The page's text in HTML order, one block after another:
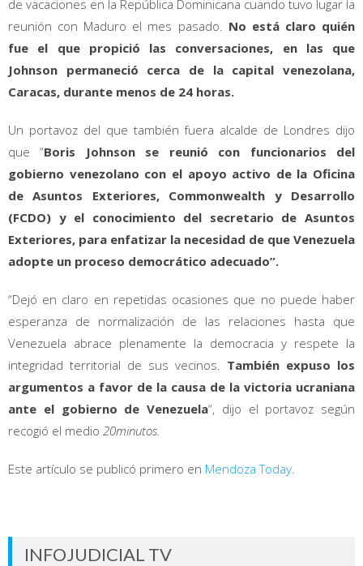
de vacaciones en la República Dominicana cuando tuvo lugar la
reunión con Maduro el mes pasado. No está claro quién
fue el que propició las conversaciones, en las que
Johnson permaneció cerca de la capital venezolana,
Caracas, durante menos de 24 horas.
Un portavoz del que también fuera alcalde de Londres dijo
que “Boris Johnson se reunió con funcionarios del
gobierno venezolano con el apoyo activo de la Oficina
de Asuntos Exteriores, Commonwealth y Desarrollo
(FCDO) y el conocimiento del secretario de Asuntos
Exteriores, para enfatizar la necesidad de que Venezuela
adopte un proceso democrático adecuado”.
“Dejó en claro en repetidas ocasiones que no puede haber
esperanza de normalización de las relaciones hasta que
Venezuela abrace plenamente la democracia y respete la
integridad territorial de sus vecinos. También expuso los
argumentos a favor de la causa de la victoria ucraniana
ante el gobierno de Venezuela“, dijo el portavoz según
recogió el medio 20minutos.
Este artículo se publicó primero en Mendoza Today
INFOJUDICIAL TV